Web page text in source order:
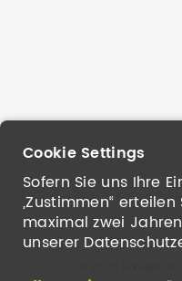
Cookie Settings
Sofern Sie uns Ihre
„Zustimmen“
maximal zwei
unserer